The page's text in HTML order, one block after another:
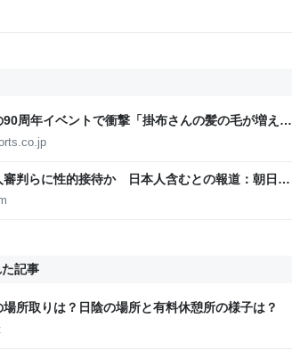
論集』評
周年イベントで衝撃「掛布さんの髪の毛が増えて
審判らに性的接待か 日本人含むとの報道：朝日新
記事
所取りは？日陰の場所と有料休憩所の様子は？